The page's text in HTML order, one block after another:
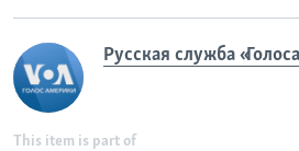
Русская служба
This item is part of